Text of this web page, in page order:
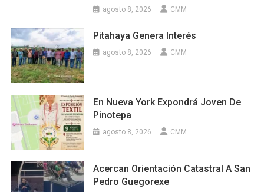
agosto 8, 2026 CMM
Pitahaya Genera Interés
agosto 8, 2026 CMM
En Nueva York Expondrá Joven De
Pinotepa
agosto 8, 2026 CMM
Acercan Orientación Catastral A San
Pedro Guegorexe